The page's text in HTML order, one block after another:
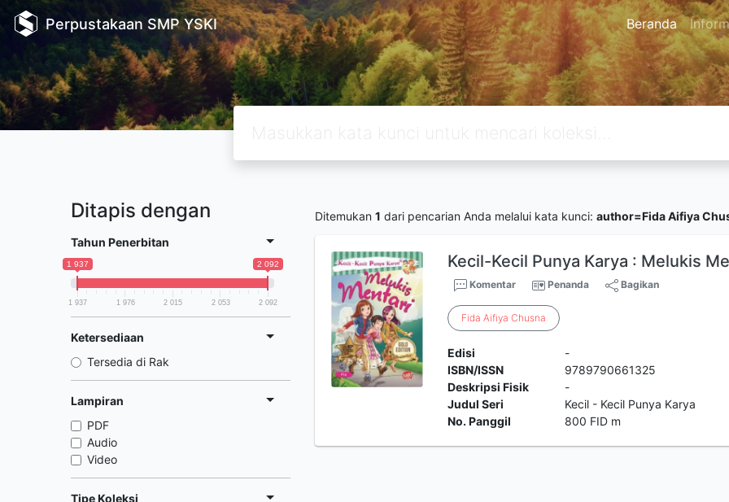
Perpustakaan SMP YSKI Beranda
Ditapis dengan
Tahun Penerbitan
1 937 2 092
1 937 1 976 2 015 2 053 2 092
Ketersediaan
Tersedia di Rak
Lampiran
PDF
Audio
Video
Tipe Koleksi
Ditemukan 1 dari pencarian Anda melalui kata kunci: author=Fida Aifiya
Kecil-Kecil Punya Karya : Melukis
Komentar Penanda Bagikan
Fida Aifiya Chusna
Edisi
-
ISBN/ISSN
9789790661325
Deskripsi Fisik
-
Judul Seri
Kecil - Kecil Punya Karya
No. Panggil
800 FID m